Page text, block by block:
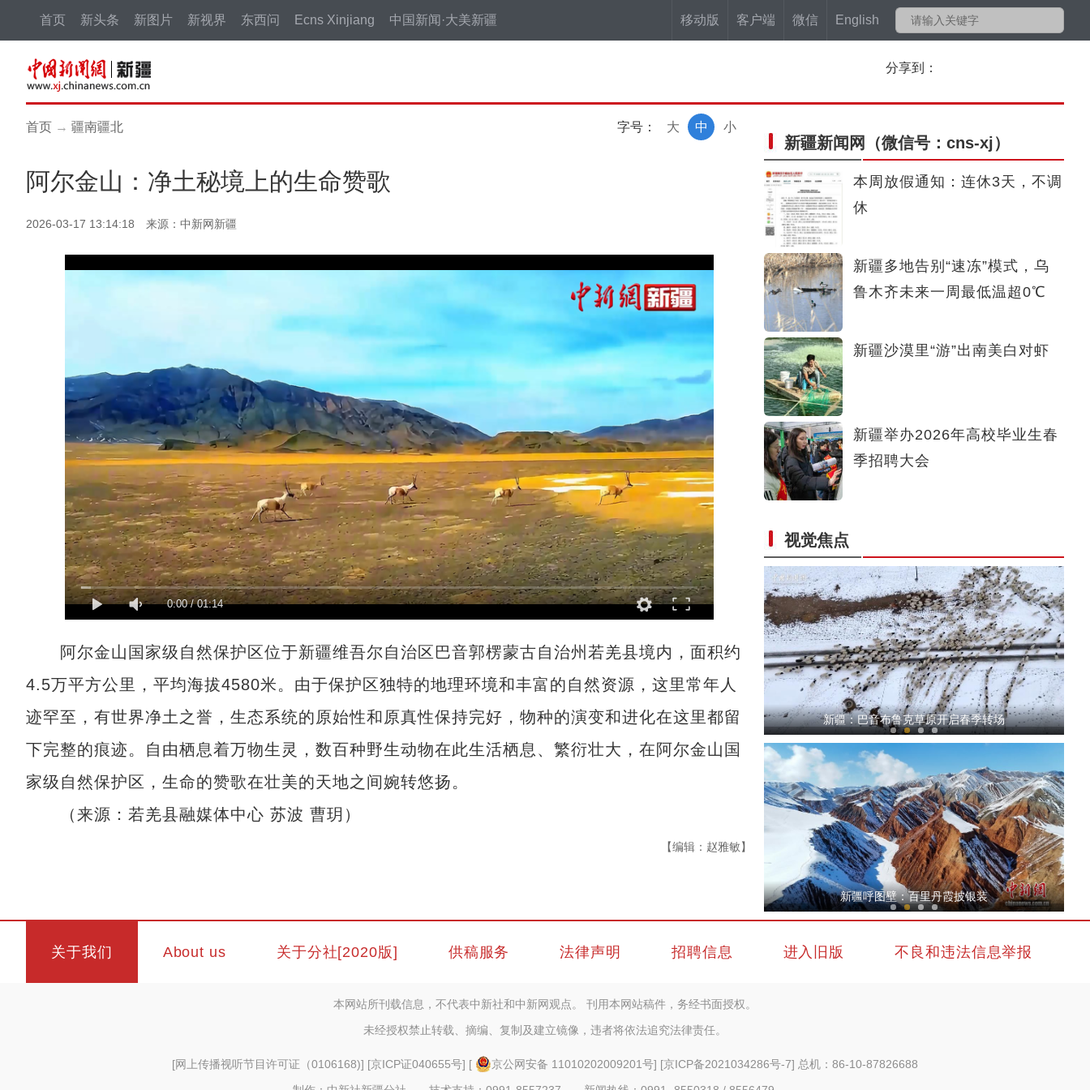
移动版 客户端 微信 English
首页 新头条 新图片 新视界 东西问 Ecns Xinjiang 中国新闻·大美新疆
分享到：
首页 → 疆南疆北 字号： 小
中
大
阿尔金山：净土秘境上的生命赞歌
2026-03-17 13:14:18 来源：中新网新疆
0:00/01:14
阿尔金山国家级自然保护区位于新疆维吾尔自治区巴音郭楞蒙古自治州若羌县境内，面积约
4.5万平方公里，平均海拔4580米。由于保护区独特的地理环境和丰富的自然资源，这里常年人
迹罕至，有世界净土之誉，生态系统的原始性和原真性保持完好，物种的演变和进化在这里都留
下完整的痕迹。自由栖息着万物生灵，数百种野生动物在此生活栖息、繁衍壮大，在阿尔金山国
家级自然保护区，生命的赞歌在壮美的天地之间婉转悠扬。
（来源：若羌县融媒体中心 苏波 曹玥）
【编辑：赵雅敏】
新疆新闻网 （微信号：cns-xj）
本周放假通知：连休3天，不调
休
新疆多地告别“速冻”模式，乌
鲁木齐未来一周最低温超0℃
新疆沙漠里“游”出南美白对虾
新疆举办2026年高校毕业生春
季招聘大会
视觉焦点
春运落幕：无论第几个春运 守护始终如一
新疆克州：踏戈壁 越山峦 新警踏查西极边境
新疆：巴音布鲁克草原开启春季转场
新疆和田沙漠边“铁牛”推沙 植树造林织密织宽“绿围脖”
春运落幕：无论第几个春运 守护始终如一
新疆呼图壁：百里丹霞披银装
关于我们 About us 关于分社[2020版] 供稿服务 法律声明 招聘信息 进入旧版 不良和违法信息举报
本网站所刊载信息，不代表中新社和中新网观点。 刊用本网站稿件，务经书面授权。
未经授权禁止转载、摘编、复制及建立镜像，违者将依法追究法律责任。
[网上传播视听节目许可证（0106168)] [京ICP证040655号] [ 京公网安备 11010202009201号] [京ICP备2021034286号-7] 总机：86-10-87826688